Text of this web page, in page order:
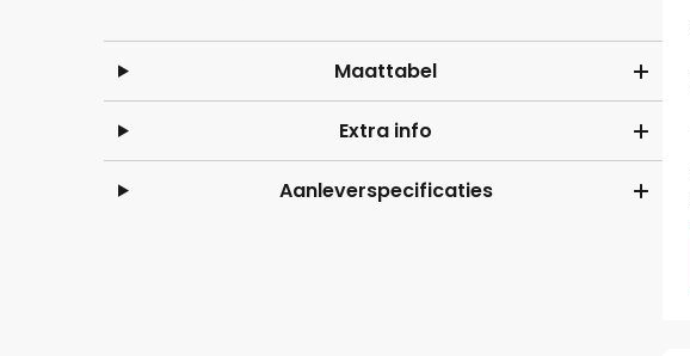
Maattabel
Extra info
Aanleverspecificaties